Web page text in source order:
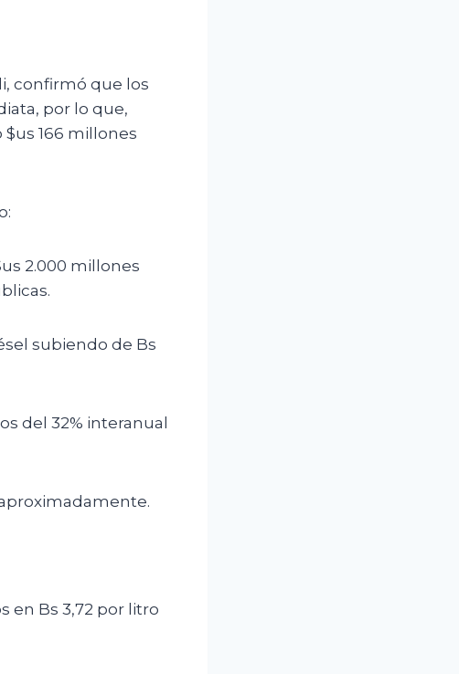
confirmó que los
por lo que,
166 millones
2.000 millones
subiendo de Bs
del 32% interanual
en Bs 3,72 por litro